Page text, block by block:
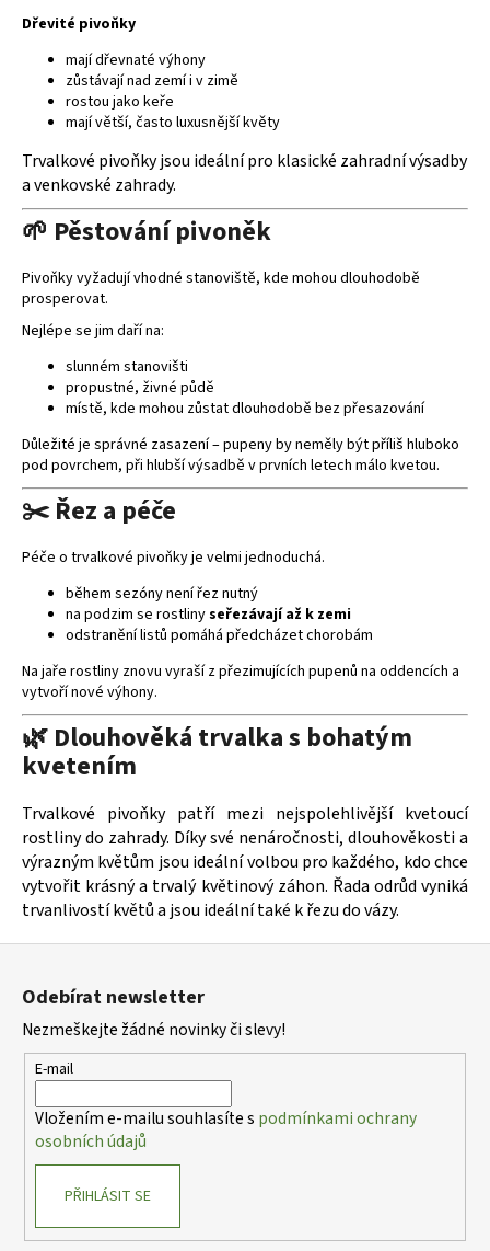
Dřevité pivoňky
mají dřevnaté výhony
zůstávají nad zemí i v zimě
rostou jako keře
mají větší, často luxusnější květy
Trvalkové pivoňky jsou ideální pro klasické zahradní výsadby
a venkovské zahrady.
🌱 Pěstování pivoněk
Pivoňky vyžadují vhodné stanoviště, kde mohou dlouhodobě
prosperovat.
Nejlépe se jim daří na:
slunném stanovišti
propustné, živné půdě
místě, kde mohou zůstat dlouhodobě bez přesazování
Důležité je správné zasazení – pupeny by neměly být příliš hluboko
pod povrchem, při hlubší výsadbě v prvních letech málo kvetou.
✂️ Řez a péče
Péče o trvalkové pivoňky je velmi jednoduchá.
během sezóny není řez nutný
na podzim se rostlinyseřezávají až k zemi
odstranění listů pomáhá předcházet chorobám
Na jaře rostliny znovu vyraší z přezimujících pupenů na oddencích a
vytvoří nové výhony.
🌿 Dlouhověká trvalka s bohatým
kvetením
Trvalkové pivoňky patří mezi nejspolehlivější kvetoucí
rostliny do zahrady. Díky své nenáročnosti, dlouhověkosti a
výrazným květům jsou ideální volbou pro každého, kdo chce
vytvořit krásný a trvalý květinový záhon. Řada odrůd vyniká
trvanlivostí květů a jsou ideální také k řezu do vázy.
Z
Odebírat newsletter
Nezmeškejte žádné novinky či slevy!
E-mail
Vložením e-mailu souhlasíte s podmínkami ochrany
osobních údajů
PŘIHLÁSIT SE